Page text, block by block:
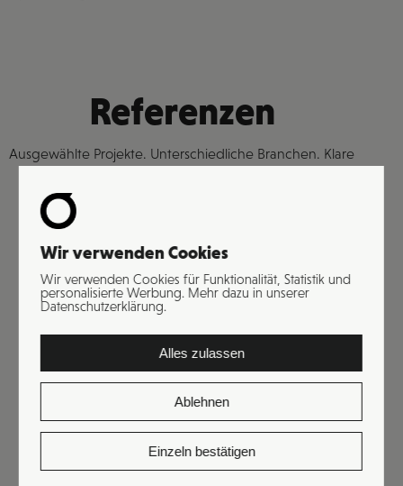
Referenzen
Ausgewählte Projekte. Unterschiedliche Branchen. Klare
Online & Offline Marketing, Druckerei & Werbetechnik,
Wir verwenden Cookies
Wir verwenden Cookies für Funktionalität, Statistik und
personalisierte Werbung. Mehr dazu in unserer
Datenschutzerklärung.
Alles zulassen
Ablehnen
Einzeln bestätigen